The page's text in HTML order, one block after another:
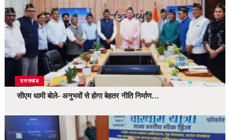
उत्तराखंड
सीएम धामी बोले- अनुभवों से होगा बेहतर नीति निर्माण…